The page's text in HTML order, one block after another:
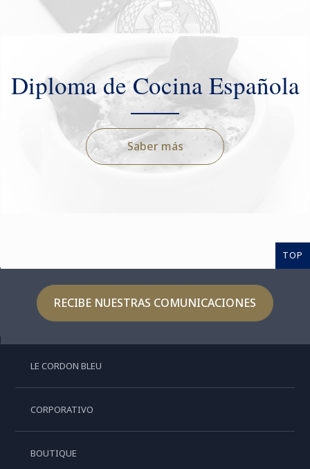
Diploma de Cocina Española
Saber más
TOP
RECIBE NUESTRAS COMUNICACIONES
LE CORDON BLEU
CORPORATIVO
BOUTIQUE